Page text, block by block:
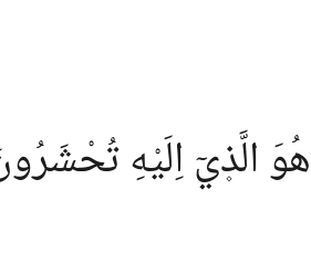
الَّذ۪يٓ اِلَيْهِ